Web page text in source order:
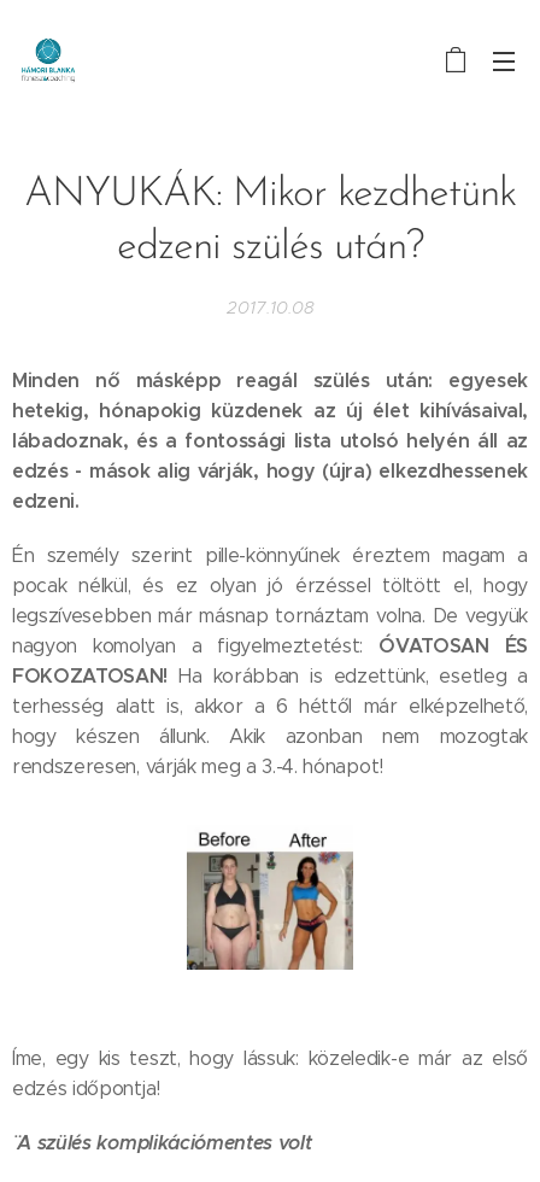
ANYUKÁK: Mikor kezdhetünk
edzeni szülés után?
2017.10.08
Minden nő másképp reagál szülés után: egyesek
hetekig, hónapokig küzdenek az új élet kihívásaival,
lábadoznak, és a fontossági lista utolsó helyén áll az
edzés - mások alig várják, hogy (újra) elkezdhessenek
edzeni.
Én személy szerint pille-könnyűnek éreztem magam a
pocak nélkül, és ez olyan jó érzéssel töltött el, hogy
legszívesebben már másnap tornáztam volna. De vegyük
nagyon komolyan a figyelmeztetést: ÓVATOSAN ÉS
FOKOZATOSAN! Ha korábban is edzettünk, esetleg a
terhesség alatt is, akkor a 6 héttől már elképzelhető,
hogy készen állunk. Akik azonban nem mozogtak
rendszeresen, várják meg a 3.-4. hónapot!
Íme, egy kis teszt, hogy lássuk: közeledik-e már az első
edzés időpontja! 🙂
¨ A szülés komplikációmentes volt